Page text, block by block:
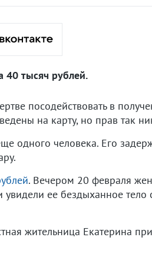
40 тысяч рублей.
посодействовать в
на карту, но прав так
одного человека. Его
. Вечером 20 февраля
ее бездыханное тело
жительница Екатерина